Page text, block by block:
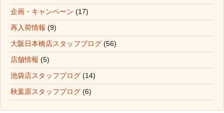
企画・キャンペーン (17)
再入荷情報 (9)
大阪日本橋店スタッフブログ (56)
店舗情報 (5)
池袋店スタッフブログ (14)
秋葉原スタッフブログ (6)